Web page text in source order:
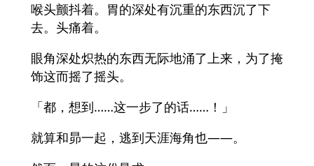
喉头颤抖着。胃的深处有沉重的东西沉了下
去。头痛着。
眼角深处炽热的东西无际地涌了上来，为了掩
饰这而摇了摇头。
「都，想到……这一步了的话……！」
就算和昴一起，逃到天涯海角也——。